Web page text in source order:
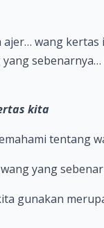
ajer… wang
kita
tentang
yang
gunakan